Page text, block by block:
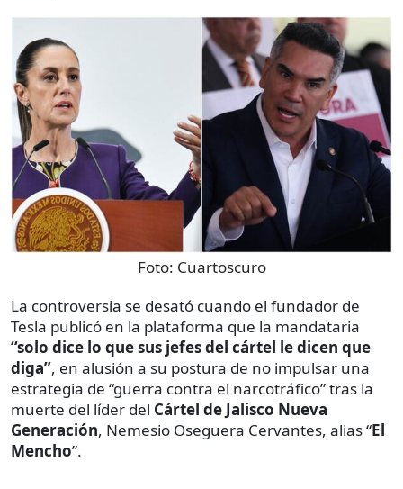
Foto: Cuartoscuro
La controversia se desató cuando el fundador de
Tesla publicó en la plataforma que la mandataria
“solo dice lo que sus jefes del cártel le dicen que
diga”, en alusión a su postura de no impulsar una
estrategia de “guerra contra el narcotráfico” tras la
muerte del líder del Cártel de Jalisco Nueva
Generación, Nemesio Oseguera Cervantes, alias “El
Mencho”.